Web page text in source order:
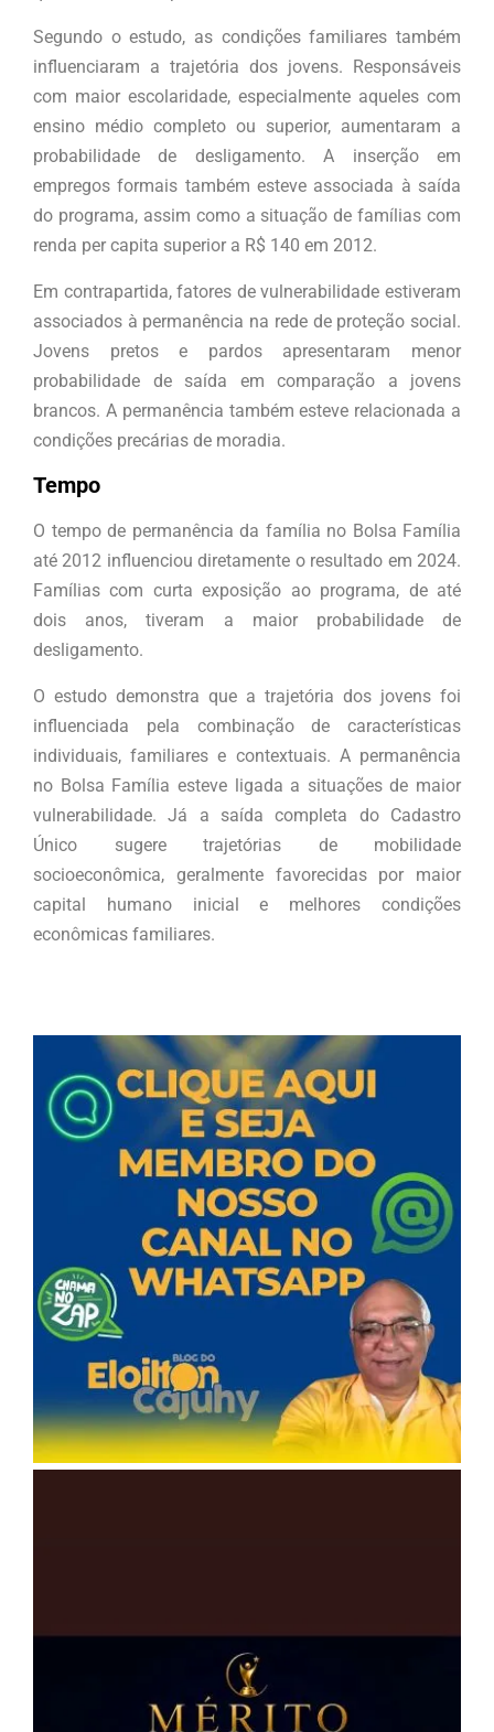
Segundo o estudo, as condições familiares também
influenciaram a trajetória dos jovens. Responsáveis
com maior escolaridade, especialmente aqueles com
ensino médio completo ou superior, aumentaram a
probabilidade de desligamento. A inserção em
empregos formais também esteve associada à saída
do programa, assim como a situação de famílias com
renda per capita superior a R$ 140 em 2012.
Em contrapartida, fatores de vulnerabilidade estiveram
associados à permanência na rede de proteção social.
Jovens pretos e pardos apresentaram menor
probabilidade de saída em comparação a jovens
brancos. A permanência também esteve relacionada a
condições precárias de moradia.
Tempo
O tempo de permanência da família no Bolsa Família
até 2012 influenciou diretamente o resultado em 2024.
Famílias com curta exposição ao programa, de até
dois anos, tiveram a maior probabilidade de
desligamento.
O estudo demonstra que a trajetória dos jovens foi
influenciada pela combinação de características
individuais, familiares e contextuais. A permanência
no Bolsa Família esteve ligada a situações de maior
vulnerabilidade. Já a saída completa do Cadastro
Único sugere trajetórias de mobilidade
socioeconômica, geralmente favorecidas por maior
capital humano inicial e melhores condições
econômicas familiares.